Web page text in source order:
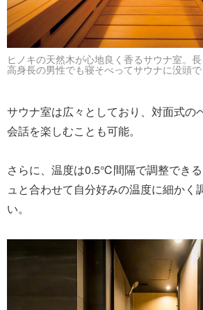
ヒノキの天然木が心地良く香るサウナ室。
高身長の男性でも寝そべってサウナに没頭
サウナ室は広々としており、対面式の
会話を楽しむことも可能。
さらに、温度は0.5℃間隔で調整でき
ュと合わせて自分好みの温度に細かく
い。